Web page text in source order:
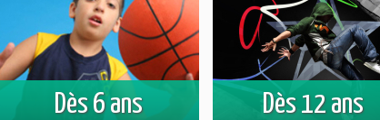
Dès 6 ans Dès 12 ans